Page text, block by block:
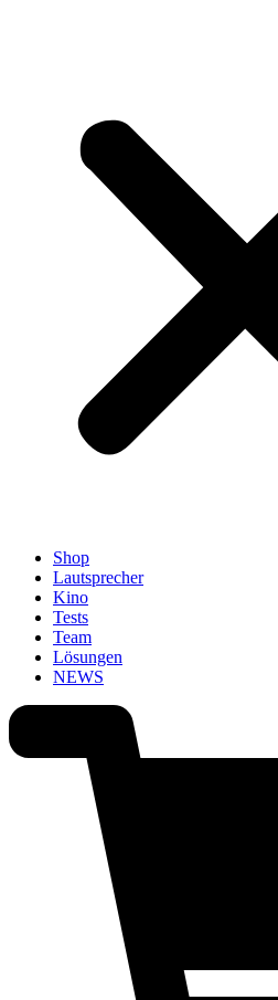
Shop
Lautsprecher
Kino
Tests
Team
Lösungen
NEWS